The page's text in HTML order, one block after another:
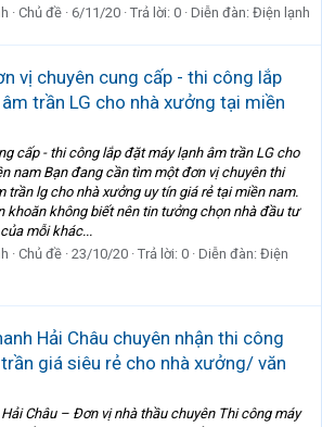
Chủ đề 6/11/20 Trả lời: 0 Diễn đàn: Điện lạnh
vị chuyên cung cấp - thi công lắp
trần LG cho nhà xưởng tại miền
cấp - thi công lắp đặt máy lạnh âm trần LG cho
nam Bạn đang cần tìm một đơn vị chuyên thi
trần lg cho nhà xưởng uy tín giá rẻ tại miền nam.
khoăn không biết nên tin tưởng chọn nhà đầu tư
mỗi khác...
Chủ đề 23/10/20 Trả lời: 0 Diễn đàn: Điện
Hải Châu chuyên nhận thi công
giá siêu rẻ cho nhà xưởng/ văn
Châu – Đơn vị nhà thầu chuyên Thi công máy